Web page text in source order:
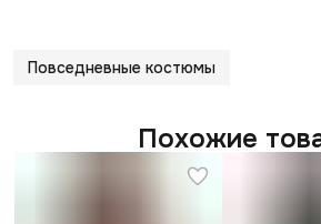
Повседневные костюмы
Похожие